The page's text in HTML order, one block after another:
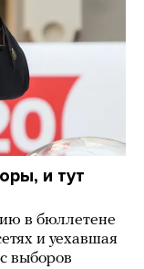
и тут
в бюллетене
и уехавшая
выборов